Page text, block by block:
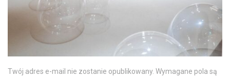
DODAJ KOMENTARZ
Twój adres e-mail nie zostanie opublikowany. Wymagane pola są